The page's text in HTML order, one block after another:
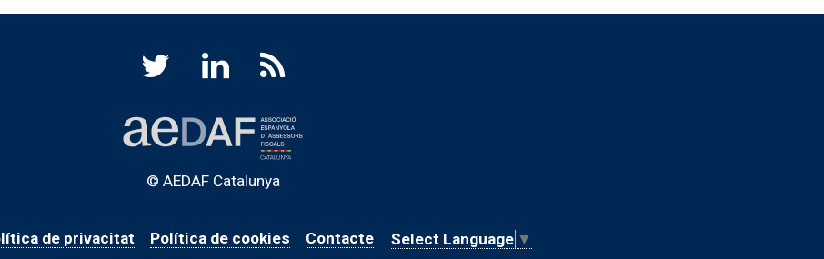
© AEDAF Catalunya
de privacitat Política de cookies Contacte Select Language ▼